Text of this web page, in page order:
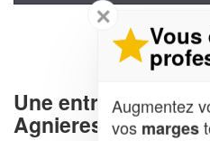
Une entreprise
Agnieres (62690)
✕
Vous
Augmentez
vos marges